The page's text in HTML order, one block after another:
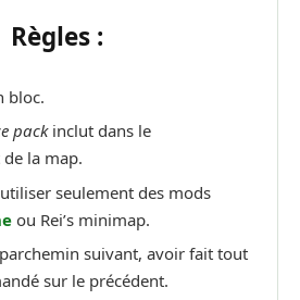
Règles :
bloc.
packinclut dans le
la map.
seulement des mods
ou Rei’s minimap.
suivant, avoir fait tout
sur le précédent.